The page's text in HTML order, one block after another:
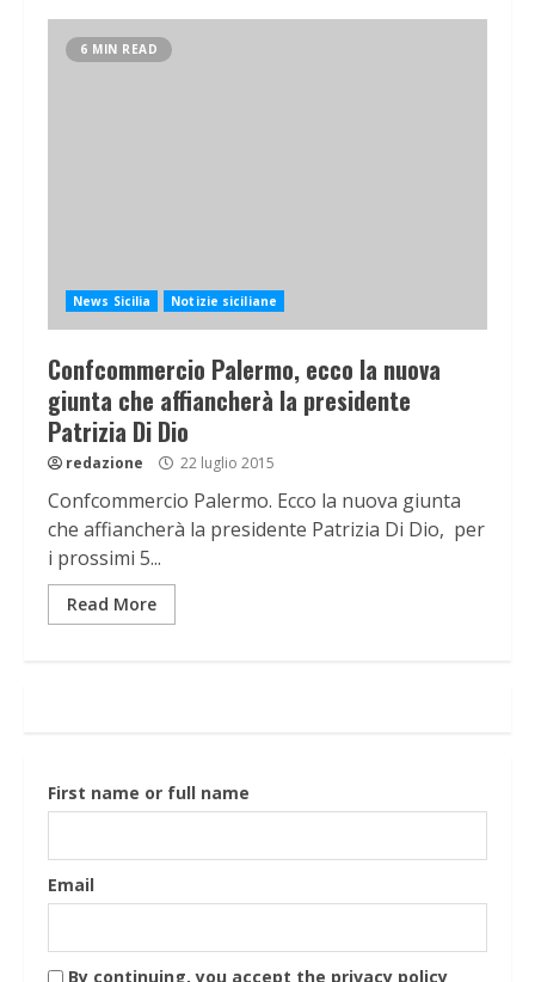
6 MIN READ
News Sicilia Notizie siciliane
Confcommercio Palermo, ecco la nuova
giunta che affiancherà la presidente
Patrizia Di Dio
redazione 22 luglio 2015
Confcommercio Palermo. Ecco la nuova giunta
che affiancherà la presidente Patrizia Di Dio, per
i prossimi 5...
Read More
First name or full name
Email
By continuing, you accept the privacy policy